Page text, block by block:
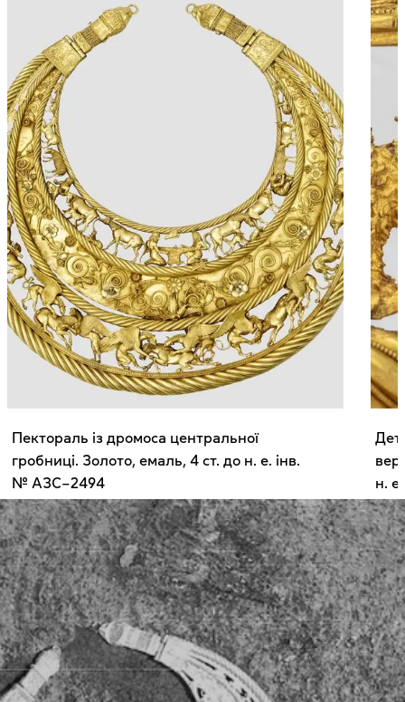
Пектораль із дромоса центральної
гробниці. Золото, емаль, 4 ст. до н. е. інв.
№ АЗС–2494
н.